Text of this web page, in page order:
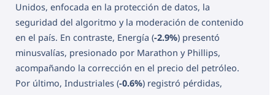
Unidos, enfocada en la protección de datos, la
seguridad del algoritmo y la moderación de contenido
en el país. En contraste, Energía (-2.9%) presentó
minusvalías, presionado por Marathon y Phillips,
acompañando la corrección en el precio del petróleo.
Por último, Industriales (-0.6%) registró pérdidas,